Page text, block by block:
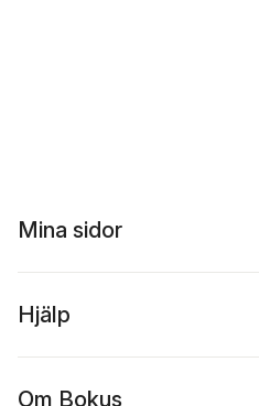
Mina sidor
Hjälp
Om Bokus